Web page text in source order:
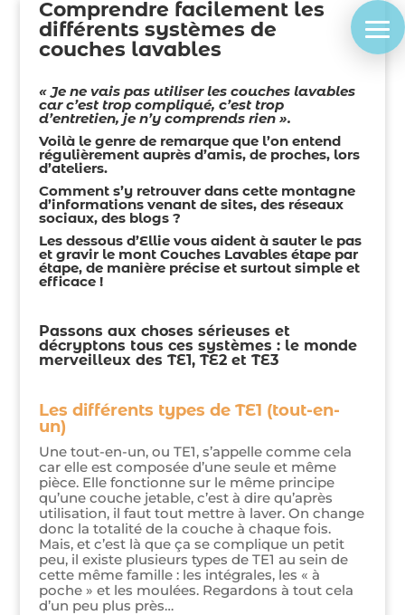
Comprendre facilement les
différents systèmes de
couches lavables
« Je ne vais pas utiliser les couches lavables
car c’est trop compliqué, c’est trop
d’entretien, je n’y comprends rien ».
Voilà le genre de remarque que l’on entend
régulièrement auprès d’amis, de proches, lors
d’ateliers.
Comment s’y retrouver dans cette montagne
d’informations venant de sites, des réseaux
sociaux, des blogs ?
Les dessous d’Ellie vous aident à sauter le pas
et gravir le mont Couches Lavables étape par
étape, de manière précise et surtout simple et
efficace !
Passons aux choses sérieuses et
décryptons tous ces systèmes : le monde
merveilleux des TE1, TE2 et TE3
Les différents types de TE1 (tout-en-
un)
Une tout-en-un, ou TE1, s’appelle comme cela
car elle est composée d’une seule et même
pièce. Elle fonctionne sur le même principe
qu’une couche jetable, c’est à dire qu’après
utilisation, il faut tout mettre à laver. On change
donc la totalité de la couche à chaque fois.
Mais, et c’est là que ça se complique un petit
peu, il existe plusieurs types de TE1 au sein de
cette même famille : les intégrales, les « à
poche » et les moulées. Regardons à tout cela
d’un peu plus près…